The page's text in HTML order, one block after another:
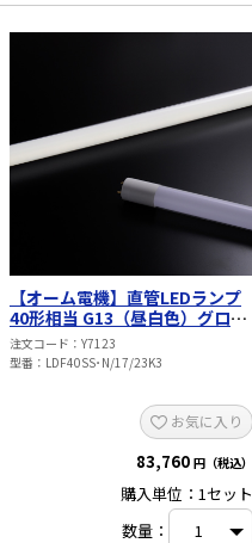
【オーム電機】直管LEDランプ
40形相当 G13（昼白色）グロー
スタータ器具専用 片側給電仕様
30本入 LDF40SS･N/17/23K3
注文コード
Y7123
型番
LDF40SS･N/17/23K3
お気に入り
83,760 円（税込）
購入単位：1セット
数量：